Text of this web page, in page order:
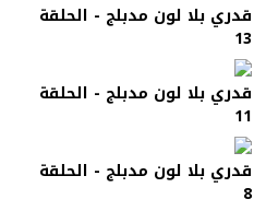
قدري بلا لون مدبلج - الحلقة
13
قدري بلا لون مدبلج - الحلقة
11
قدري بلا لون مدبلج - الحلقة
8